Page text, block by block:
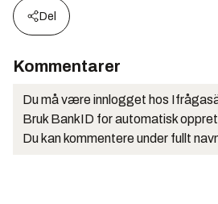
Del
Kommentarer
Du må være innlogget hos
Bruk BankID for automatisk
Du kan kommentere under fullt